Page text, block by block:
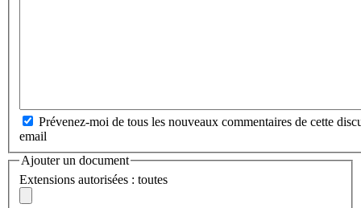
Prévenez-moi de tous les nouveaux commentaires de cette
email
Ajouter un document
Extensions autorisées : toutes